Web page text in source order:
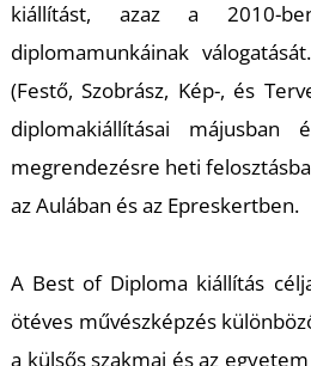
kiállítást, azaz a 2010-
diplomamunkáinak
(Festő, Szobrász, Kép-, és
diplomakiállításai májusban
megrendezésre heti
az Aulában és az Epreskertben.
A Best of Diploma kiállítás
ötéves művészképzés
a külsős szakmai és az